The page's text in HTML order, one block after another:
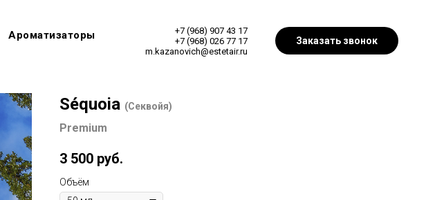
Ароматизаторы
+7 (968) 907 43 17
+7 (968) 026 77 17
m.kazanovich@estetair.ru
Заказать звонок
Séquoia (Секвойя)
Premium
3 500 руб.
Объём